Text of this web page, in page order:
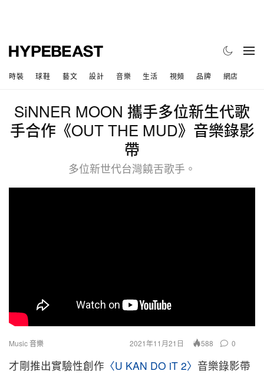
時裝 球鞋 藝文 設計 音樂 生活 視頻 品牌 網店
SiNNER MOON 攜手多位新生代歌
手合作《OUT THE MUD》音樂錄影
帶
多位新世代台灣饒舌歌手。
Music 音樂 2021年11月21日 588 0
才剛推出實驗性創作 〈U KAN DO iT 2〉 音樂錄影帶